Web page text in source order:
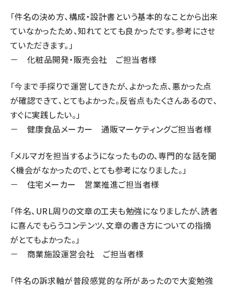
「件名の決め方、構成・設計書という基本的なことから出来
ていなかったため、知れてとても良かったです。参考にさせ
ていただきます。」
－ 化粧品開発・販売会社 ご担当者様
「今まで手探りで運営してきたが、よかった点、悪かった点
が確認できて、とてもよかった。反省点もたくさんあるので、
すぐに実践したい。」
－ 健康食品メーカー 通販マーケティングご担当者様
「メルマガを担当するようになったものの、専門的な話を聞
く機会がなかったので、とても参考になりました。」
－ 住宅メーカー 営業推進ご担当者様
「件名、URL周りの文章の工夫も勉強になりましたが、読者
に喜んでもらうコンテンツ、文章の書き方についての指摘
がとてもよかった。」
－ 商業施設運営会社 ご担当者様
「件名の訴求軸が普段感覚的な所があったので大変勉強